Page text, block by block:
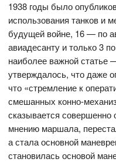
1938 годы было
использования танков и
будущей войне, 16 — по
авиадесанту и только 3
наиболее важной
утверждалось, что даже
что «стремление к
смешанных конно-
сказывается совершенно
мнению маршала,
а стала основной
становилась основой